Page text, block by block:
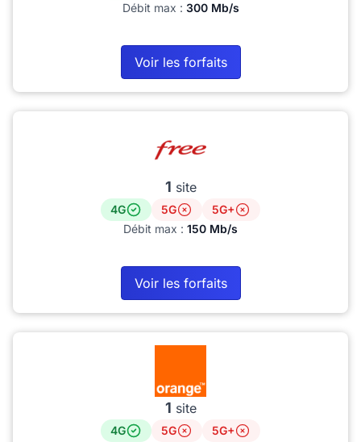
Débit max : 300 Mb/s
Voir les forfaits
1 site
4G 5G
5G+
Débit max : 150 Mb/s
Voir les forfaits
1 site
4G 5G
5G+